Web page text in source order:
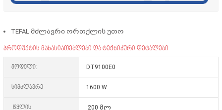
TEFAL მძლავრი ორთქლის უთო
პროდუქტის მახასიათებლები და ტექნიკური დეტალები
მოდელი: DT9100E0
სიმძლავრე: 1600 W
წყლის
200 მლ